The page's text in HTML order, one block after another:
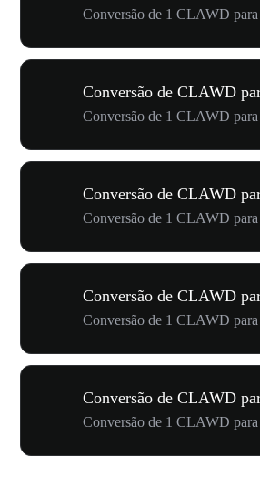
Conversão de 1 CLAWD
Conversão de CLAWD
Conversão de 1 CLAWD
Conversão de CLAWD
Conversão de CLAWD
Conversão de 1 CLAWD
Conversão de CLAWD
Conversão de 1 CLAWD